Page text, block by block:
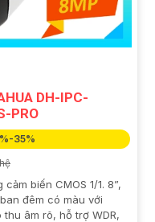
DH-IPC-
PRO
35%
biến CMOS 1/1. 8”,
đêm có màu với
âm rõ, hỗ trợ WDR,